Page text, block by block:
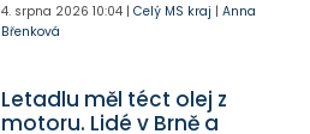
4. srpna 2026 10:04| Celý MS kraj | Anna
Břenková
Letadlu měl téct olej z
motoru. Lidé v Brně a